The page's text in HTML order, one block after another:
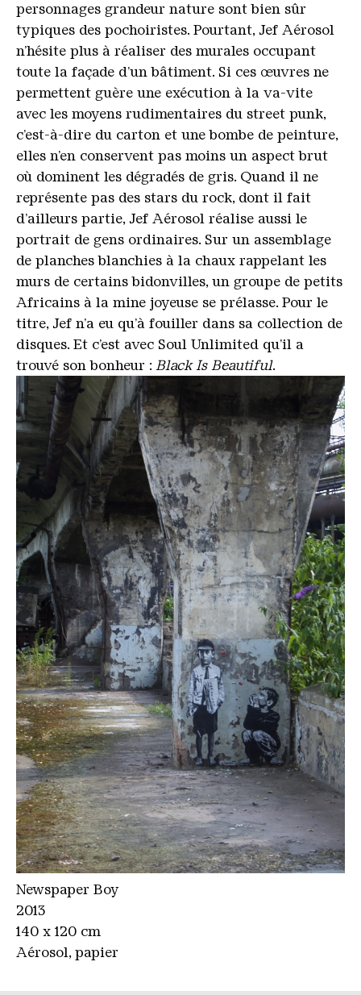
personnages grandeur nature sont bien sûr
typiques des pochoiristes. Pourtant, Jef Aérosol
n’hésite plus à réaliser des murales occupant
toute la façade d’un bâtiment. Si ces œuvres ne
permettent guère une exécution à la va-vite
avec les moyens rudimentaires du street punk,
c’est-à-dire du carton et une bombe de peinture,
elles n’en conservent pas moins un aspect brut
où dominent les dégradés de gris. Quand il ne
représente pas des stars du rock, dont il fait
d’ailleurs partie, Jef Aérosol réalise aussi le
portrait de gens ordinaires. Sur un assemblage
de planches blanchies à la chaux rappelant les
murs de certains bidonvilles, un groupe de petits
Africains à la mine joyeuse se prélasse. Pour le
titre, Jef n’a eu qu’à fouiller dans sa collection de
disques. Et c’est avec Soul Unlimited qu’il a
trouvé son bonheur : Black Is Beautiful.
Newspaper Boy
2013
140 x 120 cm
Aérosol, papier